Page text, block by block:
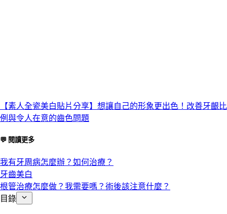
【素人全瓷美白貼片分享】想讓自己的形象更出色！改善牙齦比
例與令人在意的齒色問題
💬 閱讀更多
我有牙周病怎麼辦？如何治療？
牙齒美白
根管治療怎麼做？我需要嗎？術後該注意什麼？
目錄